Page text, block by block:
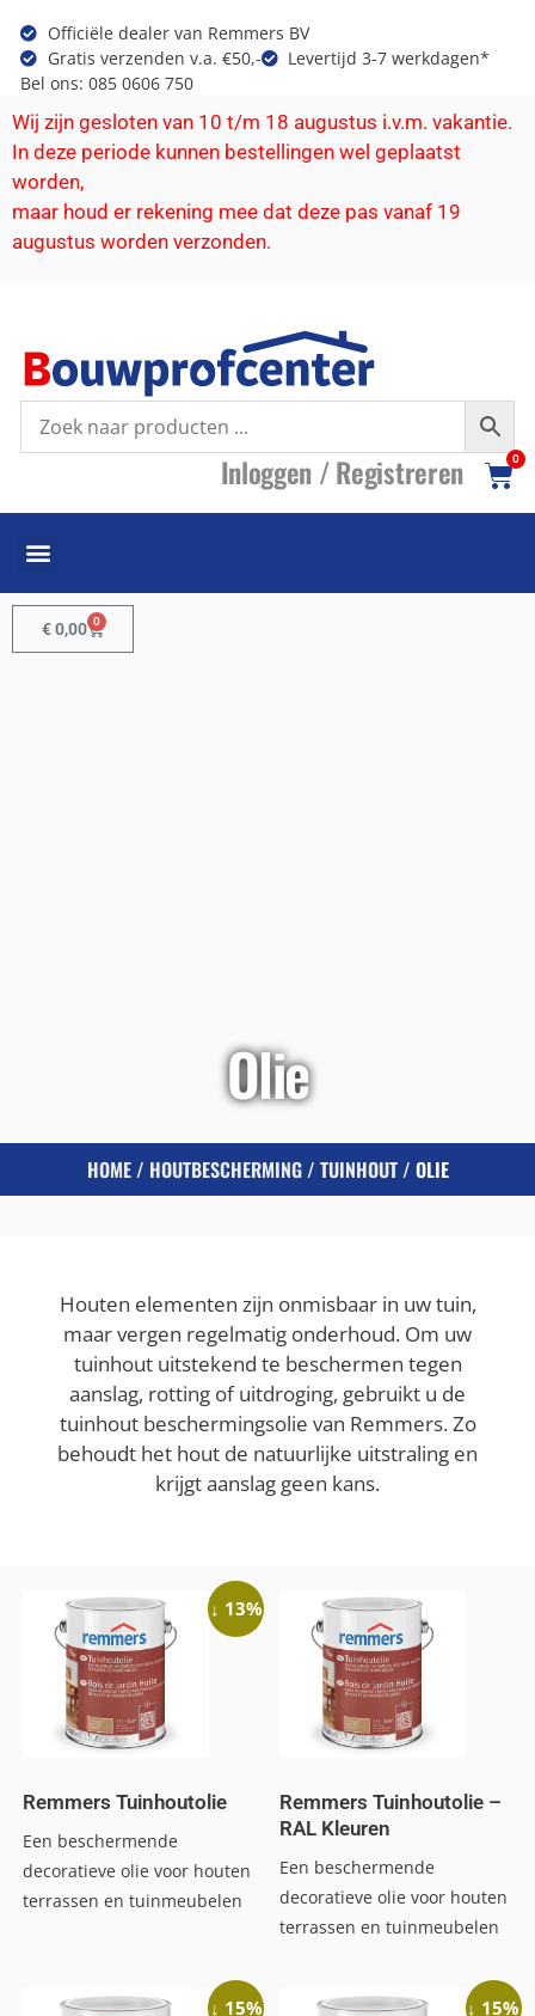
Officiële dealer van Remmers BV
Gratis verzenden v.a. €50,-
Levertijd 3-7 werkdagen*
Bel ons: 085 0606 750
Wij zijn gesloten van 10 t/m 18 augustus i.v.m. vakantie.
In deze periode kunnen bestellingen wel geplaatst
worden,
maar houd er rekening mee dat deze pas vanaf 19
augustus worden verzonden.
Inloggen /Registreren 0
€0,00 0
Olie
HOME/ HOUTBESCHERMING/ TUINHOUT/ OLIE
Houten elementen zijn onmisbaar in uw tuin,
maar vergen regelmatig onderhoud. Om uw
tuinhout uitstekend te beschermen tegen
aanslag, rotting of uitdroging, gebruikt u de
tuinhout beschermingsolie van Remmers. Zo
behoudt het hout de natuurlijke uitstraling en
krijgt aanslag geen kans.
↓ 13%
Remmers Tuinhoutolie
Een beschermende
decoratieve olie voor houten
terrassen en tuinmeubelen
Remmers Tuinhoutolie –
RAL Kleuren
Een beschermende
decoratieve olie voor houten
terrassen en tuinmeubelen
↓ 15% ↓ 15%